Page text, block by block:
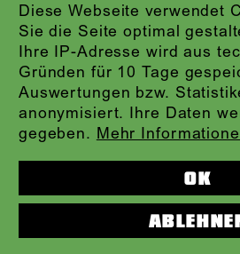
Diese Webseite verwendet
Sie die Seite optimal
Ihre IP-Adresse wird aus
Gründen für 10 Tage
Auswertungen bzw.
anonymisiert. Ihre Daten
gegeben. Mehr
OK
IMPRESSUM
DATENSCHUTZ
AGB
KONTAKT
ABO-LOGIN
PRESSE
KARTENTELEFON:069.212.49.49.4